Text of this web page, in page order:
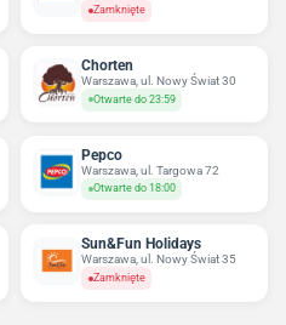
Zamknięte
Chorten
Warszawa, ul. Nowy Świat 30
Otwarte do 23:59
Pepco
Warszawa, ul. Targowa 72
Otwarte do 18:00
Sun&Fun Holidays
Warszawa, ul. Nowy Świat 35
Zamknięte